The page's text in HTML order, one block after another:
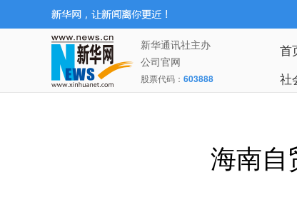
新华通讯社主办
公司官网
股票代码： 603888
首
社
海南自